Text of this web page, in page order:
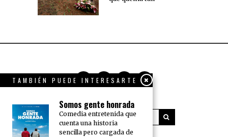
TAMBIÉN PUEDE INTERESARTE
Somos gente honrada
Comedia entretenida que
cuenta una historia
sencilla pero cargada de